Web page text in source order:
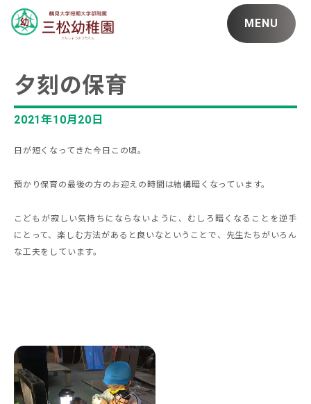
MENU
夕刻の保育
2021年10月20日
日が短くなってきた今日この頃。
預かり保育の最後の方のお迎えの時間は結構暗くなっています。
こどもが寂しい気持ちにならないように、むしろ暗くなることを逆手
にとって、楽しむ方法があると良いなということで、先生たちがいろん
な工夫をしています。